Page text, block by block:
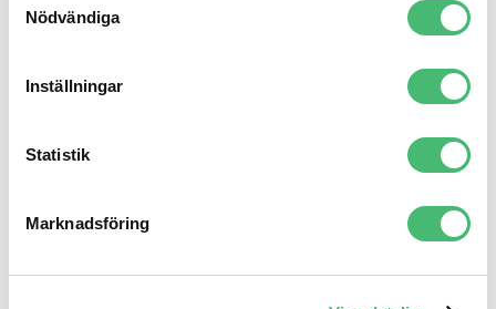
Nödvändiga
Inställningar
Statistik
Marknadsföring
öppningsfrekvens?
Öppningsfrekvensen på ett nyhetsbrev syftar till
gör rätt eller behöver förändra något i din strategi.